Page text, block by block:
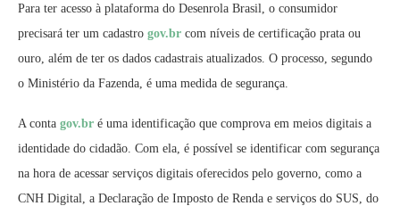
Para ter acesso à plataforma do Desenrola Brasil, o consumidor
precisará ter um cadastro gov.br com níveis de certificação prata ou
ouro, além de ter os dados cadastrais atualizados. O processo, segundo
o Ministério da Fazenda, é uma medida de segurança.
A conta gov.br é uma identificação que comprova em meios digitais a
identidade do cidadão. Com ela, é possível se identificar com segurança
na hora de acessar serviços digitais oferecidos pelo governo, como a
CNH Digital, a Declaração de Imposto de Renda e serviços do SUS, do